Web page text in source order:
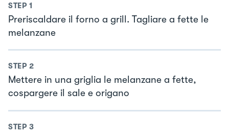
STEP 1
Preriscaldare il forno a grill. Tagliare a fette le
melanzane
STEP 2
Mettere in una griglia le melanzane a fette,
cospargere il sale e origano
STEP 3